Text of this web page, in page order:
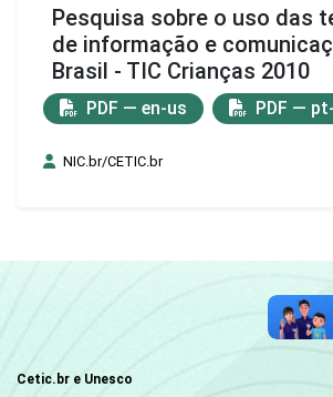
Pesquisa sobre o uso das
de informação e
Brasil - TIC Crianças 2010
PDF — en-us PDF —
NIC.br/CETIC.br
Cetic.br e Unesco